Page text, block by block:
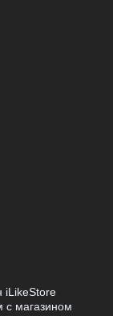
iLikeStore
магазином